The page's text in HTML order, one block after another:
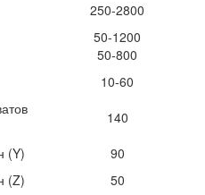
250-2800
50-1200
50-800
10-60
140
(Y)
90
(Z)
50